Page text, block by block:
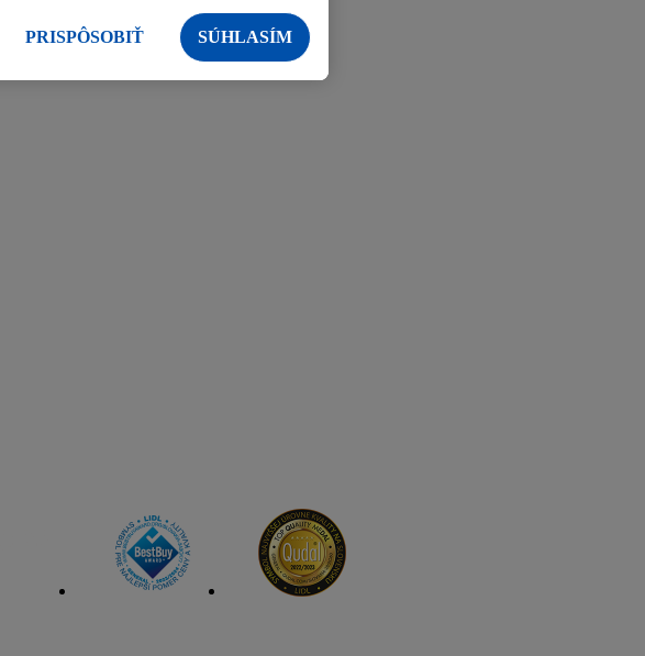
jeho zakúpením), sa môžu zobrazovať aj
priradiť niekoľko koncových
hashovanej e-mailovej adresy a
technológií. Kliknutím na
do budúcnosti nájdete v našich
PRISPÔSOBIŤ SÚHLASÍM